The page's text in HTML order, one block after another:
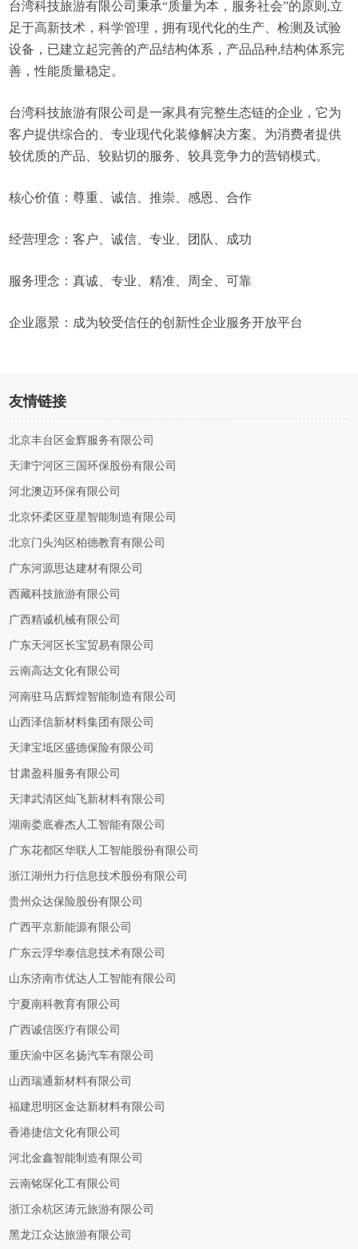
台湾科技旅游有限公司秉承“质量为本，服务社会”的原则,立
足于高新技术，科学管理，拥有现代化的生产、检测及试验
设备，已建立起完善的产品结构体系，产品品种,结构体系完
善，性能质量稳定。
台湾科技旅游有限公司是一家具有完整生态链的企业，它为
客户提供综合的、专业现代化装修解决方案。为消费者提供
较优质的产品、较贴切的服务、较具竞争力的营销模式。
核心价值：尊重、诚信、推崇、感恩、合作
经营理念：客户、诚信、专业、团队、成功
服务理念：真诚、专业、精准、周全、可靠
企业愿景：成为较受信任的创新性企业服务开放平台
友情链接
北京丰台区金辉服务有限公司
天津宁河区三国环保股份有限公司
河北澳迈环保有限公司
北京怀柔区亚星智能制造有限公司
北京门头沟区柏德教育有限公司
广东河源思达建材有限公司
西藏科技旅游有限公司
广西精诚机械有限公司
广东天河区长宝贸易有限公司
云南高达文化有限公司
河南驻马店辉煌智能制造有限公司
山西泽信新材料集团有限公司
天津宝坻区盛德保险有限公司
甘肃盈科服务有限公司
天津武清区灿飞新材料有限公司
湖南娄底睿杰人工智能有限公司
广东花都区华联人工智能股份有限公司
浙江湖州力行信息技术股份有限公司
贵州众达保险股份有限公司
广西平京新能源有限公司
广东云浮华泰信息技术有限公司
山东济南市优达人工智能有限公司
宁夏南科教育有限公司
广西诚信医疗有限公司
重庆渝中区名扬汽车有限公司
山西瑞通新材料有限公司
福建思明区金达新材料有限公司
香港捷信文化有限公司
河北金鑫智能制造有限公司
云南铭琛化工有限公司
浙江余杭区涛元旅游有限公司
黑龙江众达旅游有限公司